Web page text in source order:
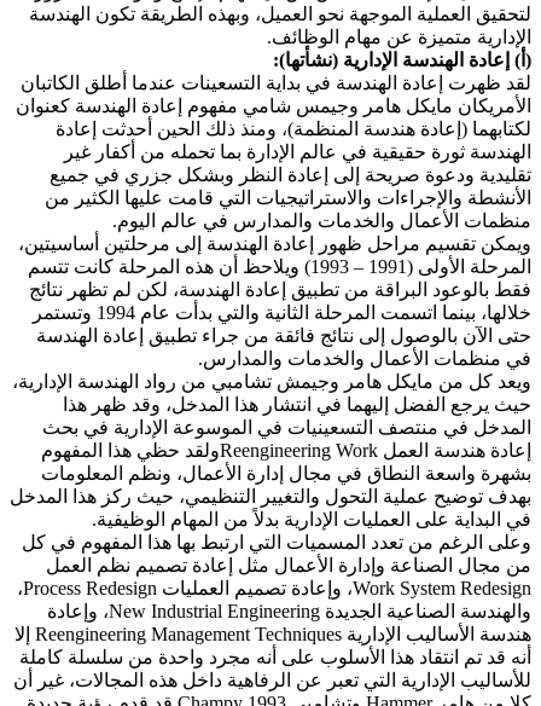
لتحقيق العملية الموجهة نحو العميل، وبهذه الطريقة تكون الهندسة
الإدارية متميزة عن مهام الوظائف.
(أ) إعادة الهندسة الإدارية (نشأتها):
لقد ظهرت إعادة الهندسة في بداية التسعينات عندما أطلق الكاتبان
الأمريكان مايكل هامر وجيمس شامي مفهوم إعادة الهندسة كعنوان
لكتابهما (إعادة هندسة المنظمة)، ومنذ ذلك الحين أحدثت إعادة
الهندسة ثورة حقيقية في عالم الإدارة بما تحمله من أكفار غير
تقليدية ودعوة صريحة إلى إعادة النظر وبشكل جزري في جميع
الأنشطة والإجراءات والاستراتيجيات التي قامت عليها الكثير من
منظمات الأعمال والخدمات والمدارس في عالم اليوم.
ويمكن تقسيم مراحل ظهور إعادة الهندسة إلى مرحلتين أساسيتين،
المرحلة الأولى (1991 – 1993) ويلاحظ أن هذه المرحلة كانت تتسم
فقط بالوعود البراقة من تطبيق إعادة الهندسة، لكن لم تظهر نتائج
خلالها، بينما اتسمت المرحلة الثانية والتي بدأت عام 1994 وتستمر
حتى الآن بالوصول إلى نتائج فائقة من جراء تطبيق إعادة الهندسة
في منظمات الأعمال والخدمات والمدارس.
ويعد كل من مايكل هامر وجيمش تشامبي من رواد الهندسة الإدارية،
حيث يرجع الفضل إليهما في انتشار هذا المدخل، وقد ظهر هذا
المدخل في منتصف التسعينيات في الموسوعة الإدارية في بحث
إعادة هندسة العمل Reengineering Workولقد حظي هذا المفهوم
بشهرة واسعة النطاق في مجال إدارة الأعمال، ونظم المعلومات
بهدف توضيح عملية التحول والتغيير التنظيمي، حيث ركز هذا المدخل
في البداية على العمليات الإدارية بدلاً من المهام الوظيفية.
وعلى الرغم من تعدد المسميات التي ارتبط بها هذا المفهوم في كل
من مجال الصناعة وإدارة الأعمال مثل إعادة تصميم نظم العمل
Work System Redesign، وإعادة تصميم العمليات Process Redesign،
والهندسة الصناعية الجديدة New Industrial Engineering، وإعادة
هندسة الأساليب الإدارية Reengineering Management Techniques إلا
أنه قد تم انتقاد هذا الأسلوب على أنه مجرد واحدة من سلسلة كاملة
للأساليب الإدارية التي تعبر عن الرفاهية داخل هذه المجالات، غير أن